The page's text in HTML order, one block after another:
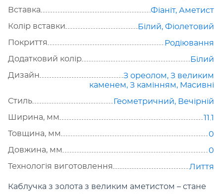
Вставка
Фіаніт, Аметист
Колір вставки
Білий, Фіолетовий
Покриття
Родіювання
Додатковий колір
Білий
Дизайн
З ореолом, З великим
каменем, З камінням, Масивні
Стиль
Геометричний, Вечірній
Ширина, мм
11.1
Товщина, мм
0
Довжина, мм
0
Технологія виготовлення
Лиття
Каблучка з золота з великим аметистом – стане